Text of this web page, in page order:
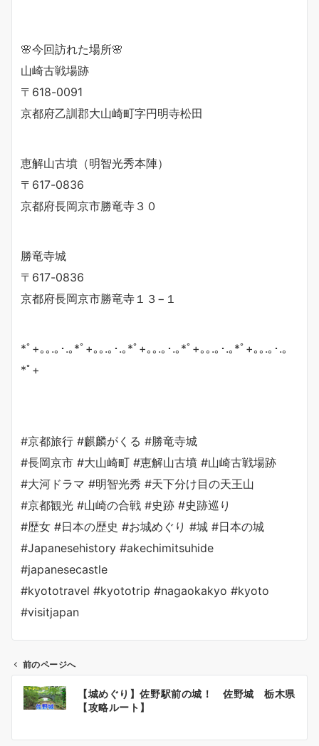
🌸今回訪れた場所🌸
山崎古戦場跡
〒618-0091
京都府乙訓郡大山崎町字円明寺松田
恵解山古墳（明智光秀本陣）
〒617-0836
京都府長岡京市勝竜寺３０
勝竜寺城
〒617-0836
京都府長岡京市勝竜寺１３−１
*ﾟ+｡｡.｡･.｡*ﾟ+｡｡.｡･.｡*ﾟ+｡｡.｡･.｡*ﾟ+｡｡.｡･.｡*ﾟ+｡｡.｡･.｡
*ﾟ+
#京都旅行 #麒麟がくる #勝竜寺城
#長岡京市 #大山崎町 #恵解山古墳 #山崎古戦場跡
#大河ドラマ #明智光秀 #天下分け目の天王山
#京都観光 #山崎の合戦 #史跡 #史跡巡り
#歴女 #日本の歴史 #お城めぐり #城 #日本の城
#Japanesehistory #akechimitsuhide
#japanesecastle
#kyototravel #kyototrip #nagaokakyo #kyoto
#visitjapan
ビ
前のページへ
【城めぐり】佐野駅前の城！ 佐野城 栃木県
【攻略ルート】